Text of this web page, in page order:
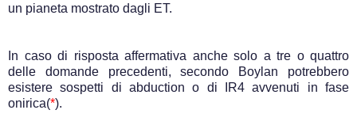
un pianeta mostrato dagli ET.
In caso di risposta affermativa anche solo a tre o quattro
delle domande precedenti, secondo Boylan potrebbero
esistere sospetti di abduction o di IR4 avvenuti in fase
onirica(*).